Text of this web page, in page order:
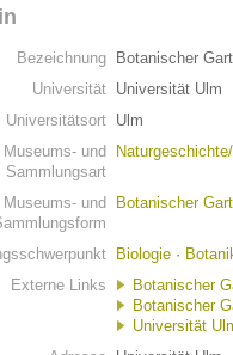
Bezeichnung
Botanischer
Universität Universität Ulm
Universitätsort Ulm
Museums- und
Sammlungsart
Museums- und
Botanischer
Biologie ·
Externe Links
Botanischer
Botanischer
Universität